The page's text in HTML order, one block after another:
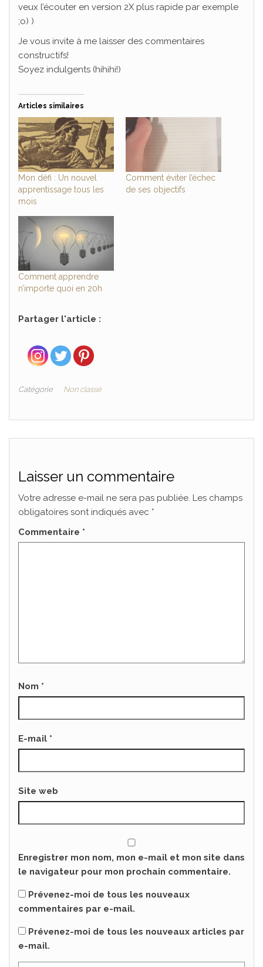
veux l’écouter en version 2X plus rapide par exemple
;o) )
Je vous invite à me laisser des commentaires
constructifs!
Soyez indulgents (hihihi!)
Articles similaires
Mon défi : Un nouvel
apprentissage tous les
mois
Comment éviter l’échec
de ses objectifs
Comment apprendre
n’importe quoi en 20h
Partager l'article :
Catégorie Non classé
Laisser un commentaire
Votre adresse e-mail ne sera pas publiée. Les champs
obligatoires sont indiqués avec *
Commentaire *
Nom *
E-mail *
Site web
Enregistrer mon nom, mon e-mail et mon site dans
le navigateur pour mon prochain commentaire.
Prévenez-moi de tous les nouveaux
commentaires par e-mail.
Prévenez-moi de tous les nouveaux articles par
e-mail.